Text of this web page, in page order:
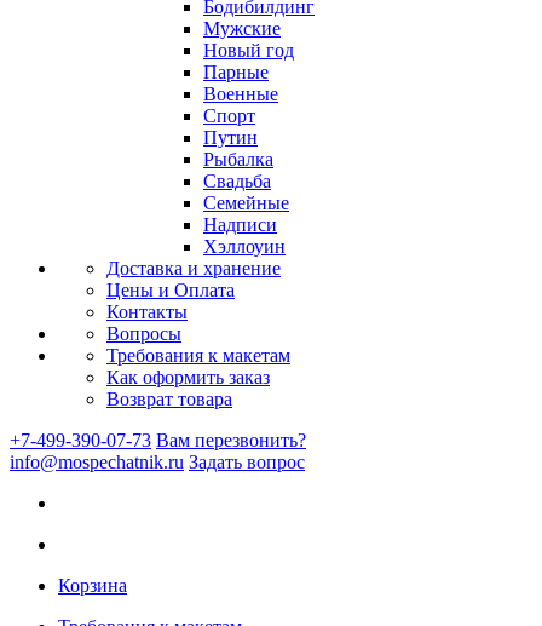
Бодибилдинг
Мужские
Новый год
Парные
Военные
Спорт
Путин
Рыбалка
Свадьба
Семейные
Надписи
Хэллоуин
Доставка и хранение
Цены и Оплата
Контакты
Вопросы
Требования к макетам
Как оформить заказ
Возврат товара
+7-499-390-07-73 Вам перезвонить?
info@mospechatnik.ru Задать вопрос
Корзина